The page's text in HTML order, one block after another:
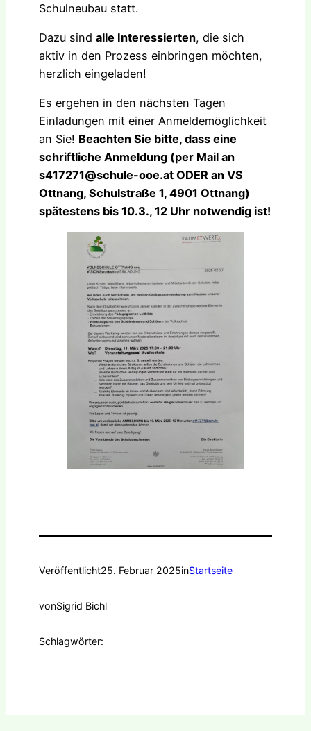
Schulneubau statt.
Dazu sind alle Interessierten, die sich
aktiv in den Prozess einbringen möchten,
herzlich eingeladen!
Es ergehen in den nächsten Tagen
Einladungen mit einer Anmeldemöglichkeit
an Sie! Beachten Sie bitte, dass eine
schriftliche Anmeldung (per Mail an
s417271@schule-ooe.at ODER an VS
Ottnang, Schulstraße 1, 4901 Ottnang)
spätestens bis 10.3., 12 Uhr notwendig ist!
Veröffentlicht25. Februar 2025inStartseite
vonSigrid Bichl
Schlagwörter: